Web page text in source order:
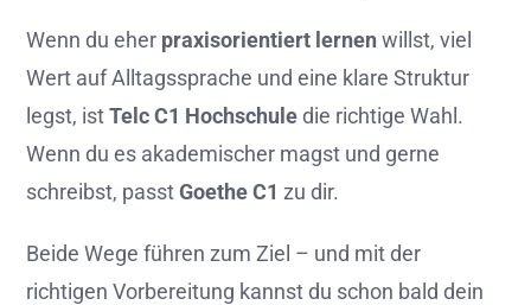
Wenn du eher praxisorientiert lernen willst, viel
Wert auf Alltagssprache und eine klare Struktur
legst, istTelc C1 Hochschuledie richtige Wahl.
Wenn du es akademischer magst und gerne
schreibst, passtGoethe C1 zu dir.
Beide Wege führen zum Ziel – und mit der
richtigen Vorbereitung kannst du schon bald dein